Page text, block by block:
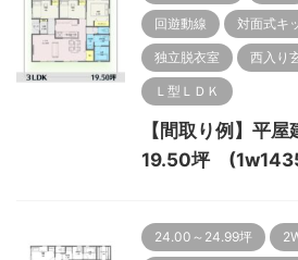
回遊動線 対面式キ
独立脱衣室 西入り
Ｌ型ＬＤＫ
【間取り例】平
19.50坪
24.00～24.99坪